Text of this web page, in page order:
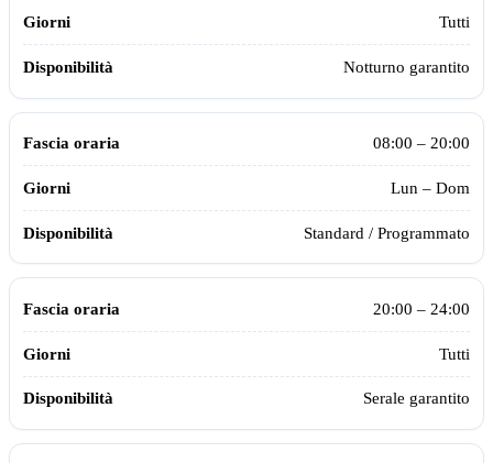
Tutti
Notturno garantito
08:00 – 20:00
Lun – Dom
Standard / Programmato
20:00 – 24:00
Tutti
Serale garantito